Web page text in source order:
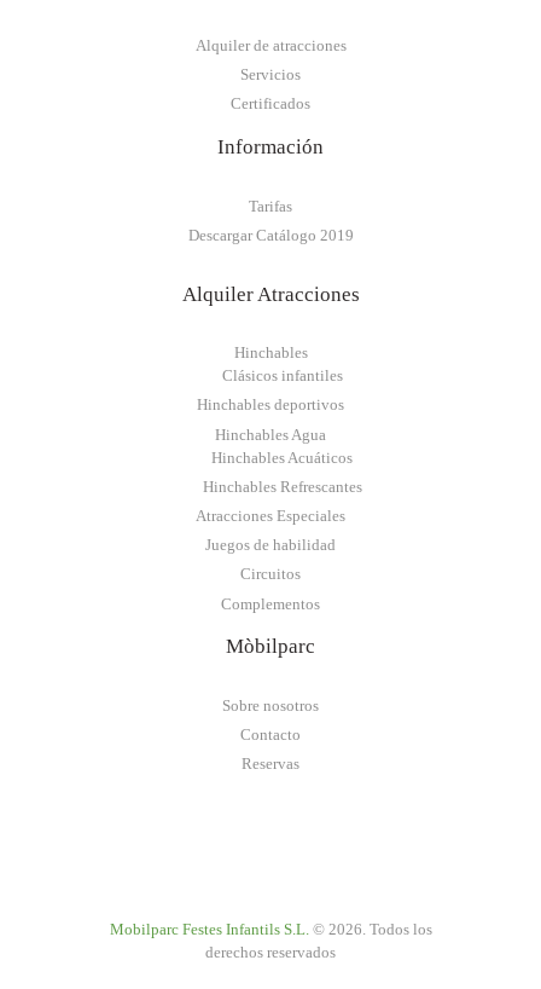
Alquiler de atracciones
Servicios
Certificados
Información
Tarifas
Descargar Catálogo 2019
Alquiler Atracciones
Hinchables
Clásicos infantiles
Hinchables deportivos
Hinchables Agua
Hinchables Acuáticos
Hinchables Refrescantes
Atracciones Especiales
Juegos de habilidad
Circuitos
Complementos
Mòbilparc
Sobre nosotros
Contacto
Reservas
Mobilparc Festes Infantils S.L.© 2026. Todos los
derechos reservados